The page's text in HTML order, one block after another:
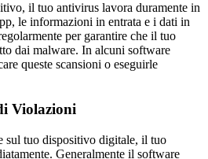
il tuo antivirus lavora duramente in
le informazioni in entrata e i dati in
per garantire che il tuo
dai malware. In alcuni software
queste scansioni o eseguirle
Violazioni
sul tuo dispositivo digitale, il tuo
Generalmente il software